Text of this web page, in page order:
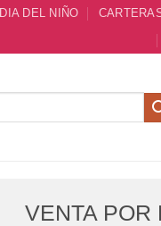
DIA DEL NIÑO
VENTA POR